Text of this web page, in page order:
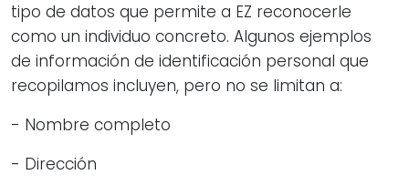
tipo de datos que permite a EZ reconocerle
como un individuo concreto. Algunos ejemplos
de información de identificación personal que
recopilamos incluyen, pero no se limitan a:
- Nombre completo
- Dirección